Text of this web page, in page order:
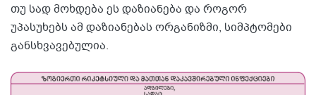
თუ სად მოხდება ეს დაზიანება და როგორ
უპასუხებს ამ დაზიანებას ორგანიზმი, სიმპტომები
განსხვავებულია.